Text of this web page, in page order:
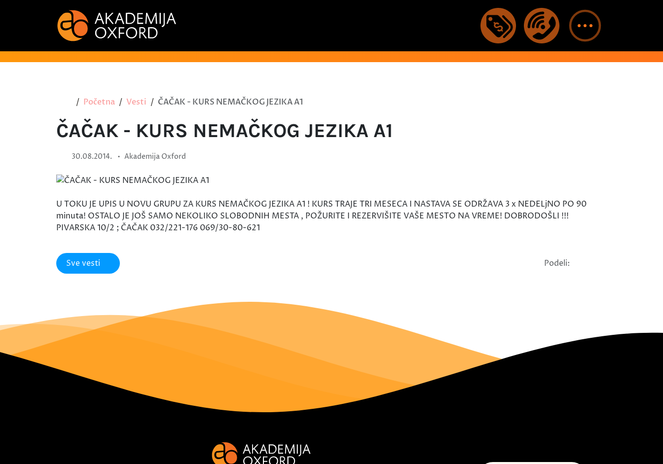
Početna Vesti ČAČAK - KURS NEMAČKOG JEZIKA A1
ČAČAK - KURS NEMAČKOG JEZIKA A1
30.08.2014. • Akademija Oxford
U TOKU JE UPIS U NOVU GRUPU ZA KURS NEMAČKOG JEZIKA A1 ! KURS TRAJE TRI MESECA I NASTAVA SE ODRŽAVA 3 x NEDELjNO PO 90
minuta! OSTALO JE JOŠ SAMO NEKOLIKO SLOBODNIH MESTA , POŽURITE I REZERVIŠITE VAŠE MESTO NA VREME! DOBRODOŠLI !!!
PIVARSKA 10/2 ; ČAČAK 032/221-176 069/30-80-621
Sve vesti Podeli: